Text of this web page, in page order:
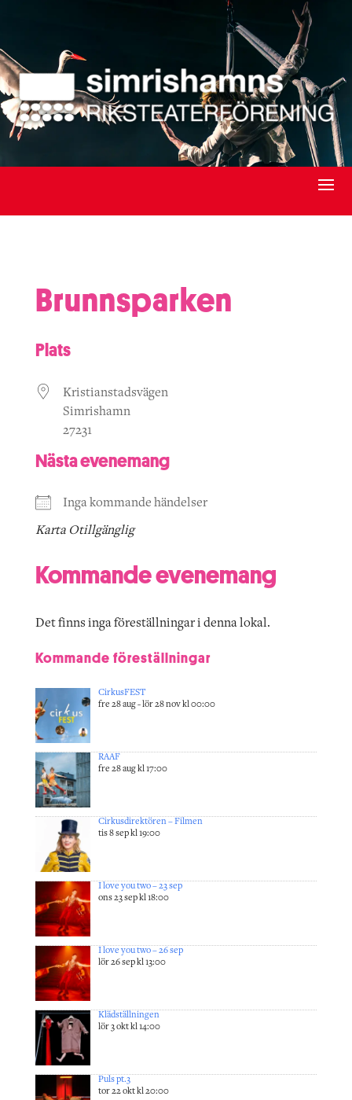
Brunnsparken
Plats
Kristianstadsvägen
Simrishamn
27231
Nästa evenemang
Inga kommande händelser
Karta Otillgänglig
Kommande evenemang
Det finns inga föreställningar i denna lokal.
Kommande föreställningar
CirkusFEST
fre 28 aug - lör 28 nov kl 00:00
RAAF
fre 28 aug kl 17:00
Cirkusdirektören – Filmen
tis 8 sep kl 19:00
I love you two – 23 sep
ons 23 sep kl 18:00
I love you two – 26 sep
lör 26 sep kl 13:00
Klädställningen
lör 3 okt kl 14:00
Puls pt.3
tor 22 okt kl 20:00